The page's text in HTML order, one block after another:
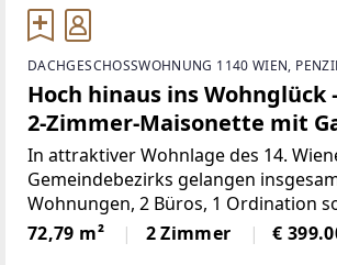
DACHGESCHOSSWOHNUNG 1140 WIEN,
Hoch hinaus ins Wohnglück
2-Zimmer-Maisonette mit
großer Terrasse
In attraktiver Wohnlage des 14.
Gemeindebezirks gelangen
Wohnungen, 2 Büros, 1 Ordination
Doppelparker in der Breitenseer
Einzelabverkauf. Das Angebot
72,79 m² 2 Zimmer €